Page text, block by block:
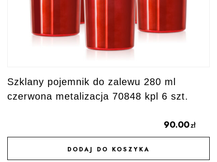
Szklany pojemnik do zalewu 280 ml
czerwona metalizacja 70848 kpl 6 szt.
90.00zł
DODAJ DO KOSZYKA
DODAJ DO ULUBIONYCH